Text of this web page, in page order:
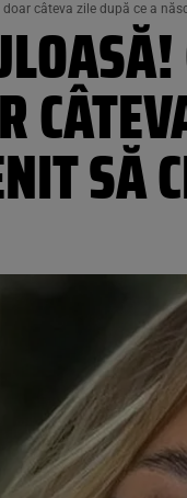
câteva zile după ce a
SĂ